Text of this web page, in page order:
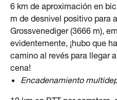
6 km de aproximación en
m de desnivel positivo para
Grossvenediger (3666 m),
evidentemente, ¡hubo que
camino al revés para llegar
cena!
Encadenamiento